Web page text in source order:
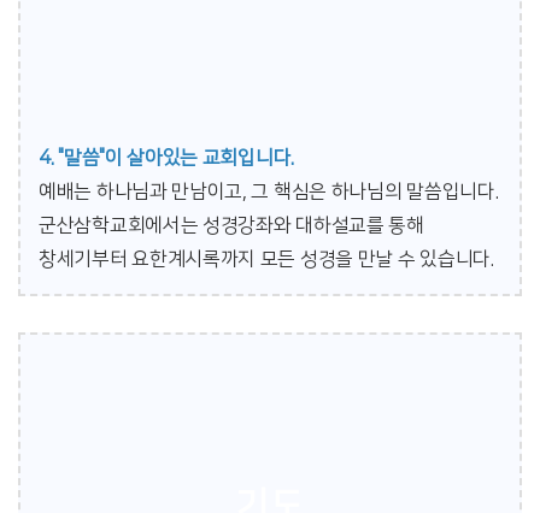
4. "말씀"이 살아있는 교회입니다.
예배는 하나님과 만남이고, 그 핵심은 하나님의 말씀입니다.
군산삼학교회에서는 성경강좌와 대하설교를 통해
창세기부터 요한계시록까지 모든 성경을 만날 수 있습니다.